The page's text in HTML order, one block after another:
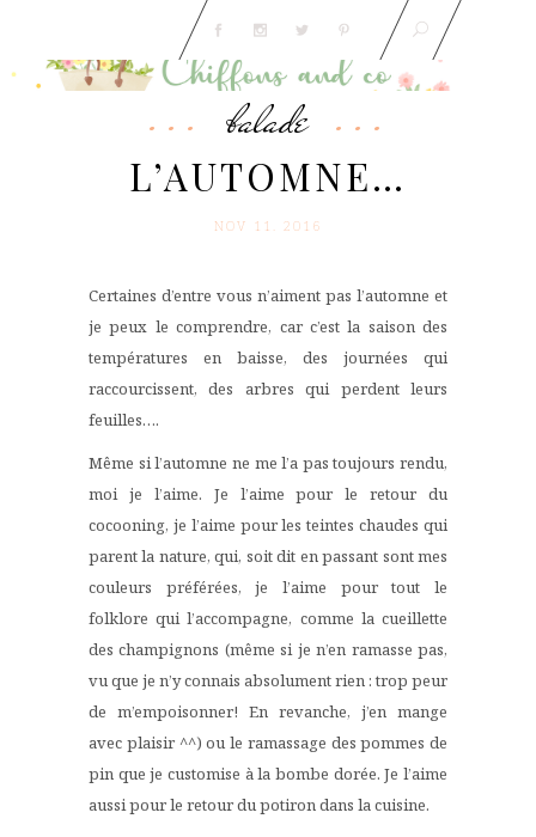
balade
L’AUTOMNE…
NOV 11. 2016
Certaines d’entre vous n’aiment pas l’automne et
je peux le comprendre, car c’est la saison des
températures en baisse, des journées qui
raccourcissent, des arbres qui perdent leurs
feuilles….
Même si l’automne ne me l’a pas toujours rendu,
moi je l’aime. Je l’aime pour le retour du
cocooning, je l’aime pour les teintes chaudes qui
parent la nature, qui, soit dit en passant sont mes
couleurs préférées, je l’aime pour tout le
folklore qui l’accompagne, comme la cueillette
des champignons (même si je n’en ramasse pas,
vu que je n’y connais absolument rien : trop peur
de m’empoisonner! En revanche, j’en mange
avec plaisir ^^) ou le ramassage des pommes de
pin que je customise à la bombe dorée. Je l’aime
aussi pour le retour du potiron dans la cuisine.